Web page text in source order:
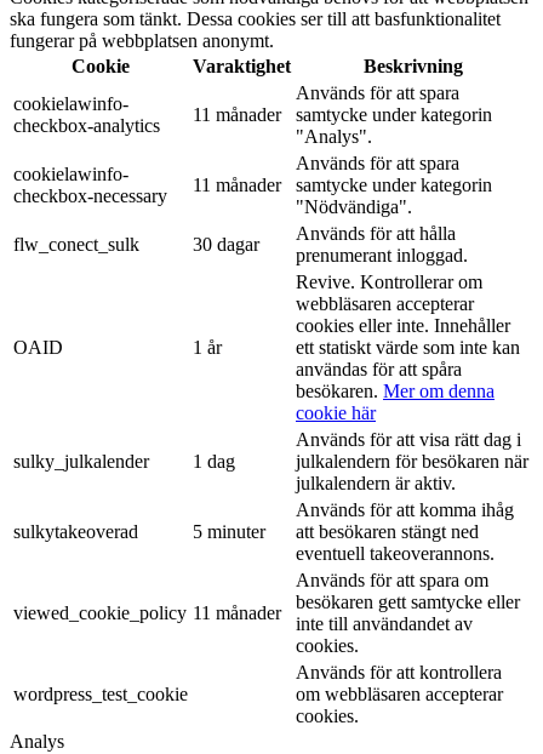
ska fungera som tänkt. Dessa cookies ser till att basfunktionalitet
fungerar på webbplatsen anonymt.
Cookie
Varaktighet
Beskrivning
cookielawinfo-
checkbox-analytics
11 månader
Används för att spara
samtycke under kategorin
"Analys".
cookielawinfo-
checkbox-necessary
11 månader
Används för att spara
samtycke under kategorin
"Nödvändiga".
flw_conect_sulk
30 dagar
Används för att hålla
prenumerant inloggad.
OAID 1 år
Revive. Kontrollerar om
webbläsaren accepterar
cookies eller inte. Innehåller
ett statiskt värde som inte kan
användas för att spåra
besökaren. Mer om denna
cookie här
sulky_julkalender 1 dag
Används för att visa rätt dag i
julkalendern för besökaren när
julkalendern är aktiv.
sulkytakeoverad 5 minuter
Används för att komma ihåg
att besökaren stängt ned
eventuell takeoverannons.
viewed_cookie_policy 11 månader
Används för att spara om
besökaren gett samtycke eller
inte till användandet av
cookies.
wordpress_test_cookie
Används för att kontrollera
om webbläsaren accepterar
cookies.
Analys